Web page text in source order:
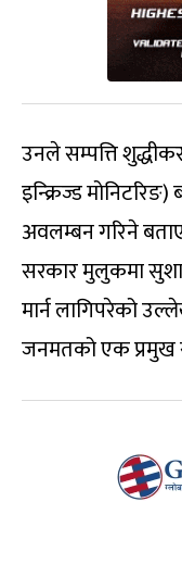
उनले सम्पत्ति
इन्क्रिज्ड
अवलम्बन गरिने बताए
सरकार मुलुकमा
मार्न लागिपरेको
जनमतको एक प्रमुख